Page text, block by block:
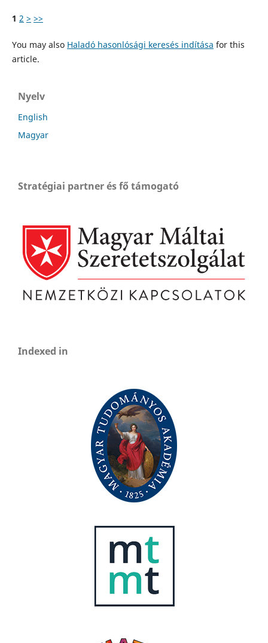
1 2 > >>
You may also Haladó hasonlósági keresés indítása for this
article.
Nyelv
English
Magyar
Stratégiai partner és fő támogató
Indexed in